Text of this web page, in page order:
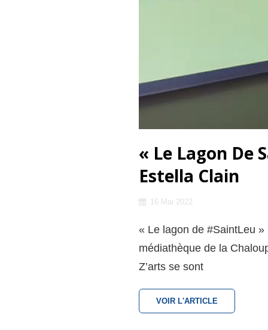
« Le Lagon De
Estella Clain
Posted
16 Mai 2022
« Le lagon de #SaintLeu
médiathèque de la
Z’arts se sont
VOIR L'ARTICLE
LE